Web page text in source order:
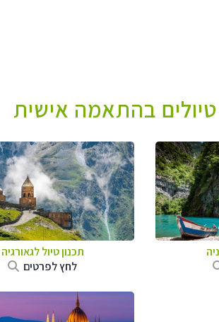
טיולים בהתאמה אישית
תכנון טיול לגאורגיה
לחץ לפרטים